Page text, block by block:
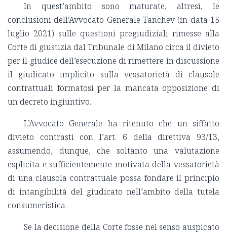
In quest’ambito sono maturate, altresì, le
conclusioni dell’Avvocato Generale Tanchev (in data 15
luglio 2021) sulle questioni pregiudiziali rimesse alla
Corte di giustizia dal Tribunale di Milano circa il divieto
per il giudice dell’esecuzione di rimettere in discussione
il giudicato implicito sulla vessatorietà di clausole
contrattuali formatosi per la mancata opposizione di
un decreto ingiuntivo.
L’Avvocato Generale ha ritenuto che un siffatto
divieto contrasti con l’art. 6 della direttiva 93/13,
assumendo, dunque, che soltanto una valutazione
esplicita e sufficientemente motivata della vessatorietà
di una clausola contrattuale possa fondare il principio
di intangibilità del giudicato nell’ambito della tutela
consumeristica.
Se la decisione della Corte fosse nel senso auspicato